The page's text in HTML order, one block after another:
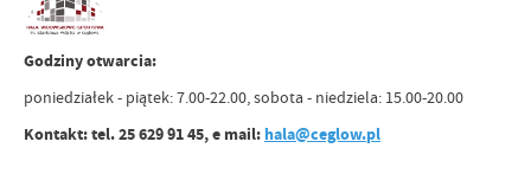
Godziny otwarcia:
poniedziałek - piątek: 7.00-22.00, sobota - niedziela: 15.00-20.00
Kontakt: tel. 25 629 91 45, e mail: hala@ceglow.pl